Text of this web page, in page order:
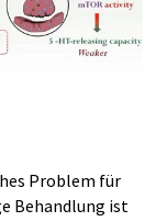
Problem für
Behandlung ist